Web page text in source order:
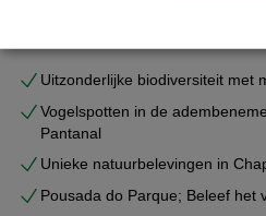
Bird Watching reis Noord
Uitzonderlijke biodiversiteit met
Vogelspotten in de
Pantanal
Unieke natuurbelevingen in
Pousada do Parque; Beleef het